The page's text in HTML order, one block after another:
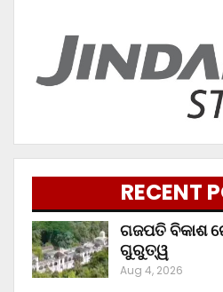
RECENT
ଗଜପତି ବିକାଶ
ଗୁରୁତ୍ୱ
Aug 4, 2026